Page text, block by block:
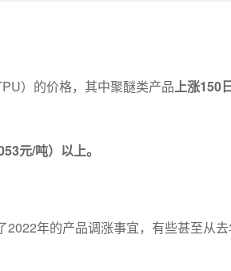
）的价格，其中聚醚类产品上涨150
元/吨）以上。
年的产品调涨事宜，有些甚至从